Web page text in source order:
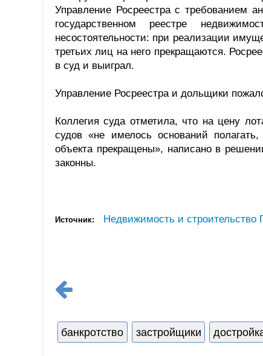
Управление Росреестра с требованием
государственном реестре
несостоятельности: при реализации
третьих лиц на него прекращаются.
в суд и выиграл.
Управление Росреестра и дольщики
Коллегия суда отметила, что на цену
судов «не имелось оснований
объекта прекращены», написано в
законны.
Источник: Недвижимость и строительство
банкротство застройщики